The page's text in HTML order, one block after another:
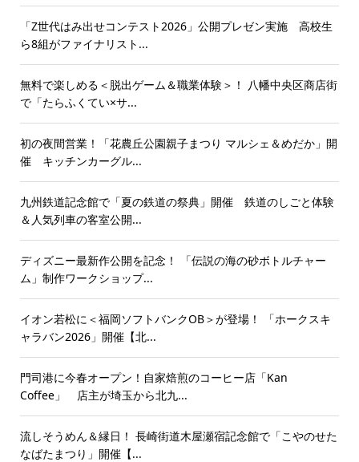
「Z世代はみ出せコンテスト2026」公開プレゼン実施 高校生
ら8組がファイナリスト...
無料で楽しめる＜脱出ゲーム＆職業体験＞！ 八幡中央区商店街
で「たらふくてい×サ...
初の夜間営業！「花農丘公園親子まつり マルシェ＆めだか」開
催 キッチンカーグル...
九州鉄道記念館で「夏の鉄道の祭典」開催 鉄道のしごと体験
＆人気列車の客室公開...
ディズニー最新作公開を記念！ 「伝説の海の砂ボトルチャー
ム」制作ワークショップ...
イオン若松に＜福岡ソフトバンクOB＞が登場！ 「ホークスキ
ャラバン2026」開催【北...
門司港に今春オープン！自家焙煎のコーヒー店「Kan
Coffee」 店主が埼玉から北九...
流しそうめん＆縁日！ 長崎街道木屋瀬宿記念館で「こやのせた
なばたまつり」開催【...